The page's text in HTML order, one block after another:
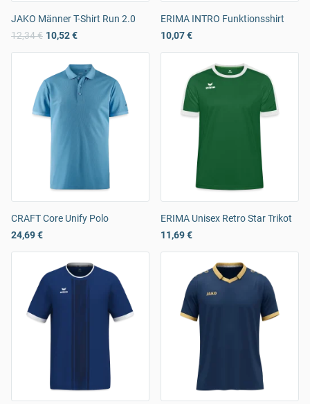
JAKO Männer T-Shirt Run 2.0
12,34 € 10,52 €
ERIMA INTRO Funktionsshirt
10,07 €
CRAFT Core Unify Polo
24,69 €
ERIMA Unisex Retro Star Trikot
11,69 €